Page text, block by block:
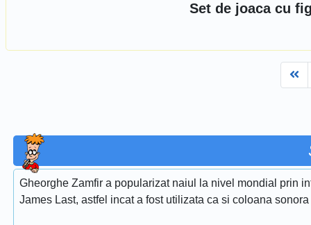
Set de joaca cu
Gheorghe Zamfir a popularizat naiul la nivel mondial prin
James Last, astfel incat a fost utilizata ca si coloana